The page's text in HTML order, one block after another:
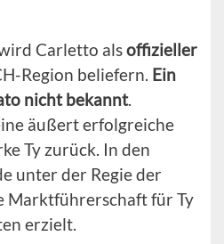
Carletto alsoffizieller
Region beliefern. Ein
nicht bekannt.
äußert erfolgreiche
Ty zurück. In den
unter der Regie der
Marktführerschaft für Ty
erzielt.